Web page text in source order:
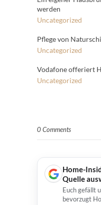
werden
Uncategorized
Pflege von
Uncategorized
Vodafone offeriert
Uncategorized
0 Comments
Home-
Quelle
Euch gefällt
bevorzugt